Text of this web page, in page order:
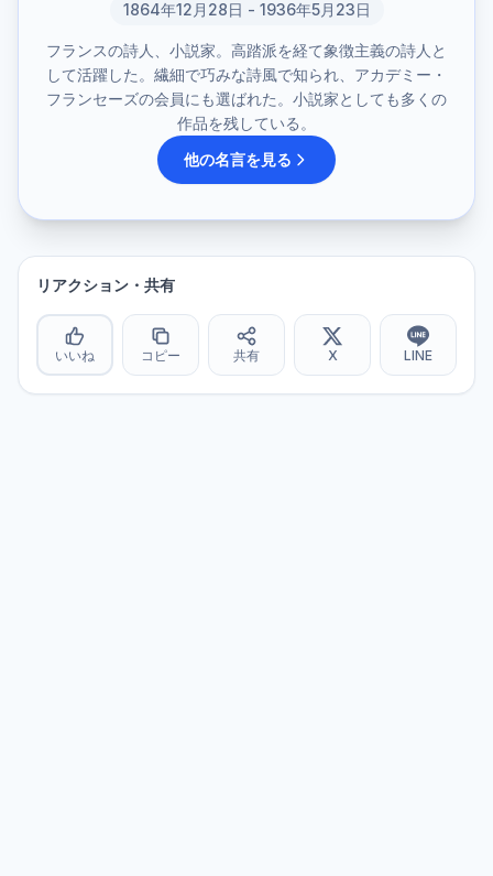
1864年12月28日 - 1936年5月23日
フランスの詩人、小説家。高踏派を経て象徴主義の詩人と
して活躍した。繊細で巧みな詩風で知られ、アカデミー・
フランセーズの会員にも選ばれた。小説家としても多くの
作品を残している。
他の名言を見る
リアクション・共有
いいね コピー 共有 X LINE